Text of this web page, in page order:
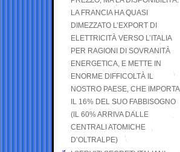
LA FRANCIA HA QUASI
DIMEZZATO L’EXPORT DI
ELETTRICITÀ VERSO L’ITALIA
PER RAGIONI DI SOVRANITÀ
ENERGETICA, E METTE IN
ENORME DIFFICOLTÀ IL
NOSTRO PAESE, CHE IMPORTA
IL 16% DEL SUO FABBISOGNO
(IL 60% ARRIVA DALLE
CENTRALI ATOMICHE
D’OLTRALPE)